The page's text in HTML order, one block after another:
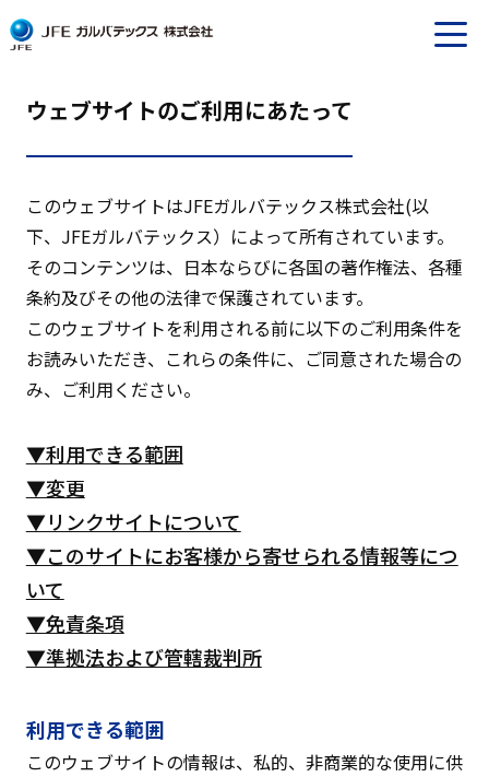
ウェブサイトのご利用にあたって
このウェブサイトはJFEガルバテックス株式会社(以
下、JFEガルバテックス）によって所有されています。
そのコンテンツは、日本ならびに各国の著作権法、各種
条約及びその他の法律で保護されています。
このウェブサイトを利用される前に以下のご利用条件を
お読みいただき、これらの条件に、ご同意された場合の
み、ご利用ください。
▼利用できる範囲
▼変更
▼リンクサイトについて
▼このサイトにお客様から寄せられる情報等につ
いて
▼免責条項
▼準拠法および管轄裁判所
利用できる範囲
このウェブサイトの情報は、私的、非商業的な使用に供